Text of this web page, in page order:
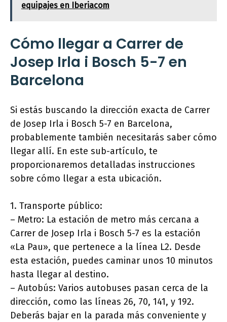
equipajes en Iberiacom
Cómo llegar a Carrer de
Josep Irla i Bosch 5-7 en
Barcelona
Si estás buscando la dirección exacta de Carrer
de Josep Irla i Bosch 5-7 en Barcelona,
probablemente también necesitarás saber cómo
llegar allí. En este sub-artículo, te
proporcionaremos detalladas instrucciones
sobre cómo llegar a esta ubicación.
1. Transporte público:
– Metro: La estación de metro más cercana a
Carrer de Josep Irla i Bosch 5-7 es la estación
«La Pau», que pertenece a la línea L2. Desde
esta estación, puedes caminar unos 10 minutos
hasta llegar al destino.
– Autobús: Varios autobuses pasan cerca de la
dirección, como las líneas 26, 70, 141, y 192.
Deberás bajar en la parada más conveniente y